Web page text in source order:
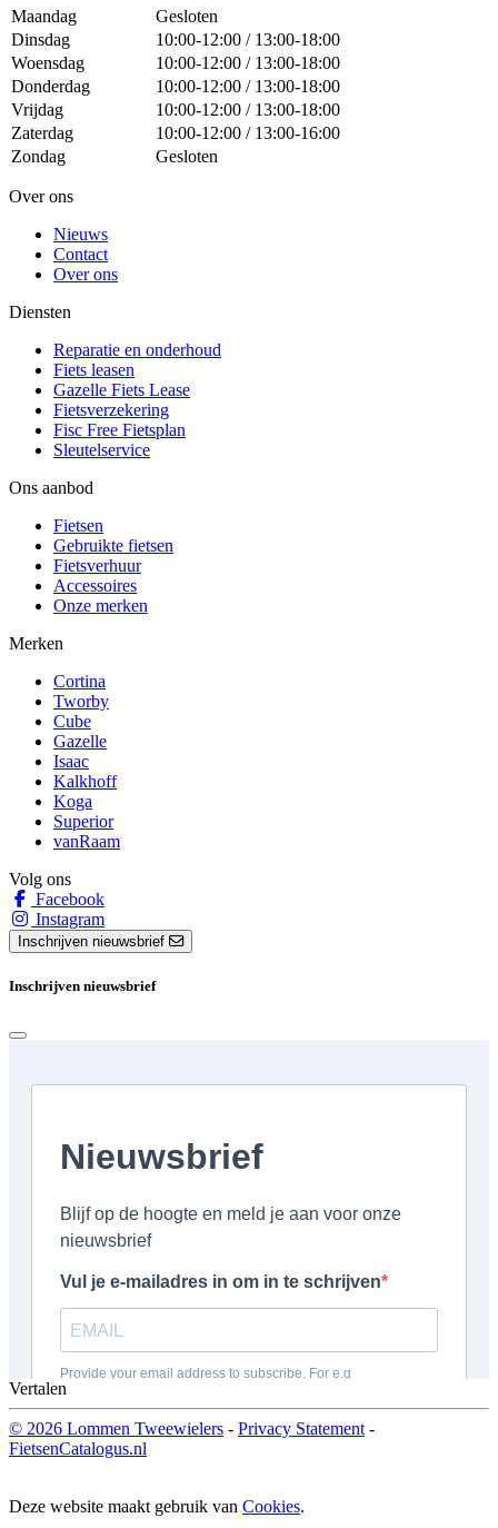
Maandag
Gesloten
Dinsdag
10:00-12:00 / 13:00-18:00
Woensdag
10:00-12:00 / 13:00-18:00
Donderdag
10:00-12:00 / 13:00-18:00
Vrijdag
10:00-12:00 / 13:00-18:00
Zaterdag
10:00-12:00 / 13:00-16:00
Zondag
Gesloten
Over ons
Nieuws
Contact
Over ons
Diensten
Reparatie en onderhoud
Fiets leasen
Gazelle Fiets Lease
Fietsverzekering
Fisc Free Fietsplan
Sleutelservice
Ons aanbod
Fietsen
Gebruikte fietsen
Fietsverhuur
Accessoires
Onze merken
Merken
Cortina
Tworby
Cube
Gazelle
Isaac
Kalkhoff
Koga
Superior
vanRaam
Volg ons
Facebook
Instagram
Inschrijven nieuwsbrief
Inschrijven nieuwsbrief
Vertalen
© 2026 Lommen Tweewielers - Privacy Statement -
FietsenCatalogus.nl
Deze website maakt gebruik van Cookies.